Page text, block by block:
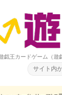
戯王カードゲーム（遊